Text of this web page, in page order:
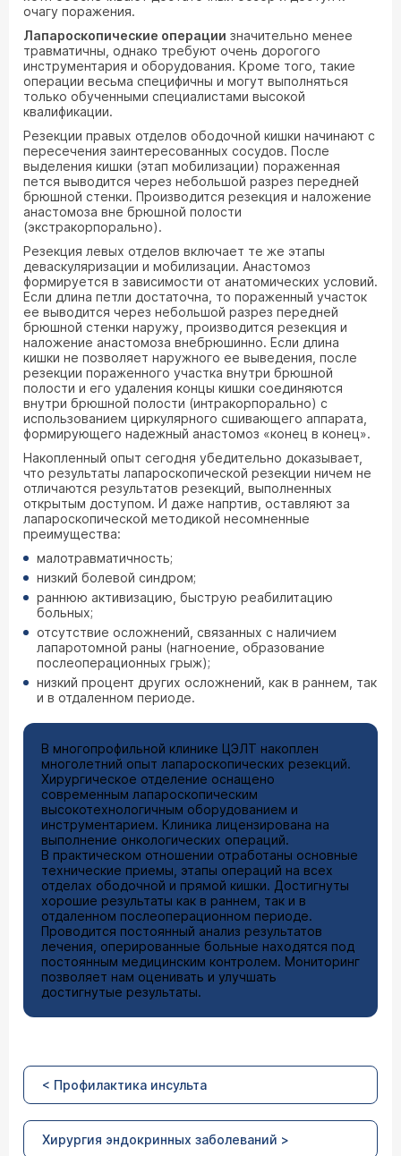
очагу поражения.
Лапароскопические операции значительно менее
травматичны, однако требуют очень дорогого
инструментария и оборудования. Кроме того, такие
операции весьма специфичны и могут выполняться
только обученными специалистами высокой
квалификации.
Резекции правых отделов ободочной кишки начинают с
пересечения заинтересованных сосудов. После
выделения кишки (этап мобилизации) пораженная
пется выводится через небольшой разрез передней
брюшной стенки. Производится резекция и наложение
анастомоза вне брюшной полости
(экстракорпорально).
Резекция левых отделов включает те же этапы
деваскуляризации и мобилизации. Анастомоз
формируется в зависимости от анатомических условий.
Если длина петли достаточна, то пораженный участок
ее выводится через небольшой разрез передней
брюшной стенки наружу, производится резекция и
наложение анастомоза внебрюшинно. Если длина
кишки не позволяет наружного ее выведения, после
резекции пораженного участка внутри брюшной
полости и его удаления концы кишки соединяются
внутри брюшной полости (интракорпорально) с
использованием циркулярного сшивающего аппарата,
формирующего надежный анастомоз «конец в конец».
Накопленный опыт сегодня убедительно доказывает,
что результаты лапароскопической резекции ничем не
отличаются результатов резекций, выполненных
открытым доступом. И даже напртив, оставляют за
лапароскопической методикой несомненные
преимущества:
малотравматичность;
низкий болевой синдром;
раннюю активизацию, быструю реабилитацию
больных;
отсутствие осложнений, связанных с наличием
лапаротомной раны (нагноение, образование
послеоперационных грыж);
низкий процент других осложнений, как в раннем, так
и в отдаленном периоде.
В многопрофильной клинике ЦЭЛТ накоплен
многолетний опыт лапароскопических резекций.
Хирургическое отделение оснащено
современным лапароскопическим
высокотехнологичным оборудованием и
инструментарием. Клиника лицензирована на
выполнение онкологических операций.
В практическом отношении отработаны основные
технические приемы, этапы операций на всех
отделах ободочной и прямой кишки. Достигнуты
хорошие результаты как в раннем, так и в
отдаленном послеоперационном периоде.
Проводится постоянный анализ результатов
лечения, оперированные больные находятся под
постоянным медицинским контролем. Мониторинг
позволяет нам оценивать и улучшать
достигнутые результаты.
< Профилактика инсульта
Хирургия эндокринных заболеваний >